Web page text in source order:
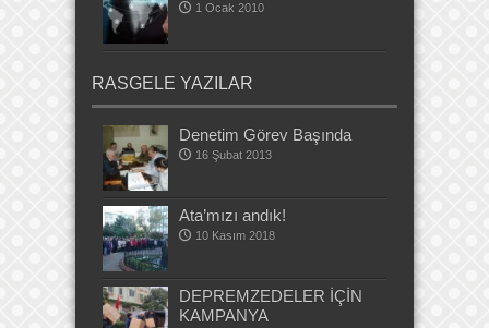
1 Ocak 2010
RASGELE YAZILAR
Denetim Görev Başında
16 Şubat 2013
Ata’mızı andık!
10 Kasım 2018
DEPREMZEDELER İÇİN
KAMPANYA